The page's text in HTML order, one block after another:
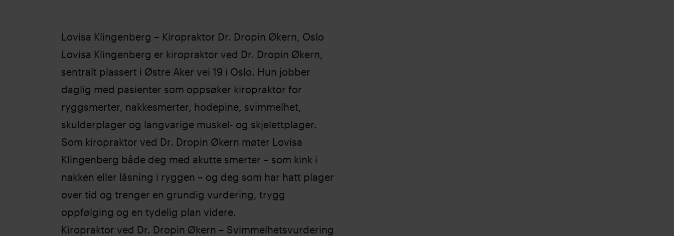
Lovisa Klingenberg – Kiropraktor Dr. Dropin Økern, Oslo
Lovisa Klingenberg er kiropraktor ved Dr. Dropin Økern,
sentralt plassert i Østre Aker vei 19 i Oslo. Hun jobber
daglig med pasienter som oppsøker kiropraktor for
ryggsmerter, nakkesmerter, hodepine, svimmelhet,
skulderplager og langvarige muskel- og skjelettplager.
Som kiropraktor ved Dr. Dropin Økern møter Lovisa
Klingenberg både deg med akutte smerter – som kink i
nakken eller låsning i ryggen – og deg som har hatt plager
over tid og trenger en grundig vurdering, trygg
oppfølging og en tydelig plan videre.
Kiropraktor ved Dr. Dropin Økern – Svimmelhetsvurdering